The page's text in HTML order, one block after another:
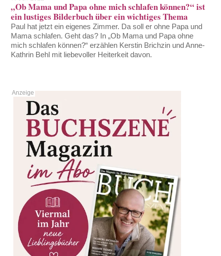
„Ob Mama und Papa ohne mich schlafen können?“ ist
ein lustiges Bilderbuch über ein wichtiges Thema
Paul hat jetzt ein eigenes Zimmer. Da soll er ohne Papa und
Mama schlafen. Geht das? In „Ob Mama und Papa ohne
mich schlafen können?“ erzählen Kerstin Brichzin und Anne-
Kathrin Behl mit liebevoller Heiterkeit davon.